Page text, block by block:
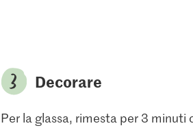
Decorare
Per la glassa, rimesta per 3